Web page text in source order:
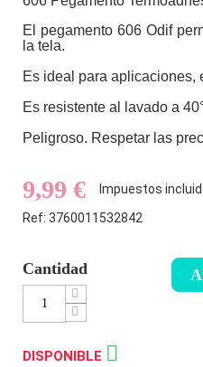
El pegamento 606 Odif
la tela.
Es ideal para aplicaciones,
Es resistente al lavado a
Peligroso. Respetar las
9,99 €
Impuestos
Ref: 3760011532842
Cantidad
DISPONIBLE 